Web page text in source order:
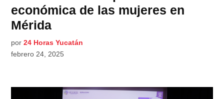
económica de las mujeres en
Mérida
por 24 Horas Yucatán
febrero 24, 2025